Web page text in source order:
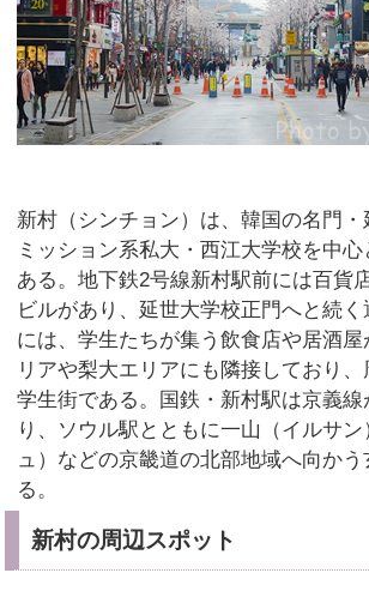
新村（シンチョン）は、韓国の名門・
ミッション系私大・西江大学校を中
ある。地下鉄2号線新村駅前には百貨
ビルがあり、延世大学校正門へと続
には、学生たちが集う飲食店や居酒
リアや梨大エリアにも隣接しており
学生街である。国鉄・新村駅は京義線
り、ソウル駅とともに一山（イルサ
ュ）などの京畿道の北部地域へ向か
る。
新村の周辺スポット